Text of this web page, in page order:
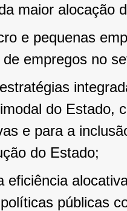
maior alocação
e pequenas
empregos no
do Estado,
e para a
do Estado;
eficiência
públicas